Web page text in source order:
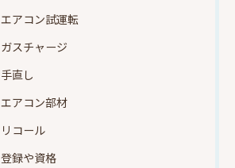
エアコン試運転
ガスチャージ
手直し
エアコン部材
リコール
登録や資格